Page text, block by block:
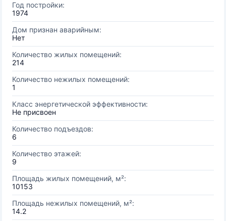
Год постройки:
1974
Дом признан аварийным:
Нет
Количество жилых помещений:
214
Количество нежилых помещений:
1
Класс энергетической эффективности:
Не присвоен
Количество подъездов:
6
Количество этажей:
9
Площадь жилых помещений, м²:
10153
Площадь нежилых помещений, м²:
14.2